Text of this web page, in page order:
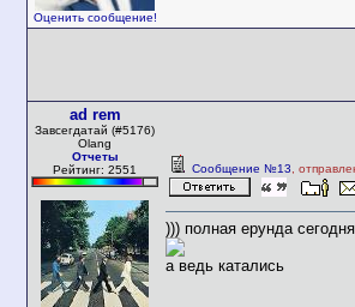
Оценить сообщение!
ad rem
Завсегдатай (#5176)
Olang
Отчеты
Рейтинг: 2551
Сообщение №13 ,
))) полная ерунда сегодня
а ведь катались